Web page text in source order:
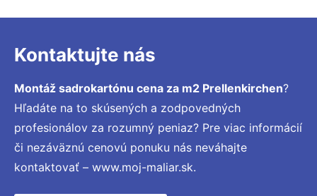
Kontaktujte nás
Montáž sadrokartónu cena za m2 Prellenkirchen?
Hľadáte na to skúsených a zodpovedných
profesionálov za rozumný peniaz? Pre viac informácií
či nezáväznú cenovú ponuku nás neváhajte
kontaktovať – www.moj-maliar.sk.